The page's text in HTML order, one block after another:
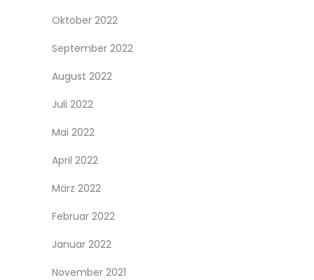
Oktober 2022
September 2022
August 2022
Juli 2022
Mai 2022
April 2022
März 2022
Februar 2022
Januar 2022
November 2021